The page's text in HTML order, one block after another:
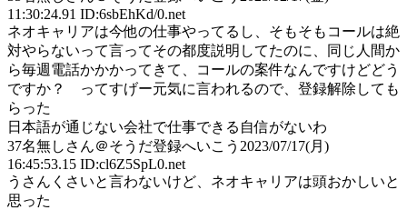
11:30:24.91 ID:6sbEhKd/0.net
ネオキャリアは今他の仕事やってるし、そもそもコールは絶
対やらないって言ってその都度説明してたのに、同じ人間か
ら毎週電話かかかってきて、コールの案件なんですけどどう
ですか？ ってすげー元気に言われるので、登録解除しても
らった
日本語が通じない会社で仕事できる自信がないわ
37名無しさん＠そうだ登録へいこう 2023/07/17(月)
16:45:53.15 ID:cl6Z5SpL0.net
うさんくさいと言わないけど、ネオキャリアは頭おかしいと
思った